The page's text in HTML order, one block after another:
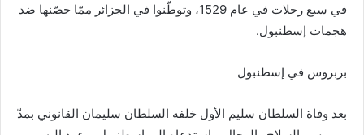
في سبع رحلات في عام 1529، وتوطّنوا في الجزائر ممّا حصّنها ضد
هجمات إسطنبول.
بربروس في إسطنبول
بعد وفاة السلطان سليم الأول خلفه السلطان سليمان القانوني بمدّ